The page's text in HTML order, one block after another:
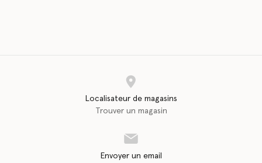
Localisateur de magasins
Trouver un magasin
Envoyer un email